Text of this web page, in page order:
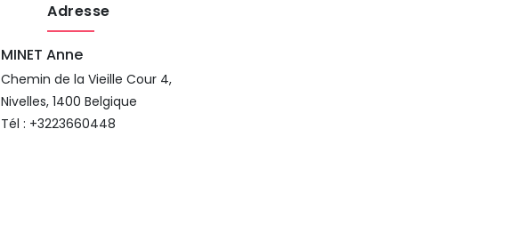
Adresse
MINET Anne
Chemin de la Vieille Cour 4,
Nivelles, 1400 Belgique
Tél : +3223660448